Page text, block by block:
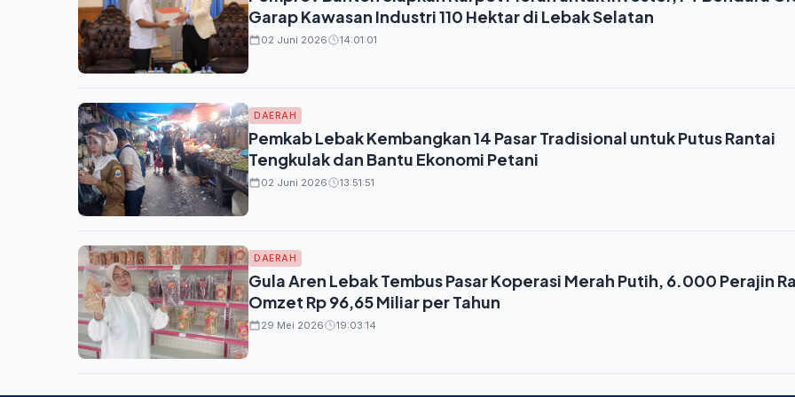
Garap Kawasan Industri 110 Hektar di Lebak Selatan
02 Juni 2026 14:01:01
DAERAH
Pemkab Lebak Kembangkan 14 Pasar Tradisional untuk Putus Rantai
Tengkulak dan Bantu Ekonomi Petani
02 Juni 2026 13:51:51
DAERAH
Gula Aren Lebak Tembus Pasar Koperasi Merah Putih, 6.000 Perajin
Omzet Rp 96,65 Miliar per Tahun
29 Mei 2026 19:03:14